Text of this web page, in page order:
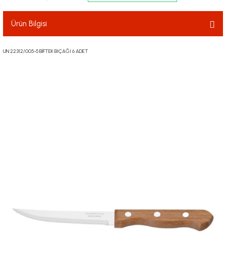
Ürün Bilgisi
UN 22312/005-5 BİFTEK BIÇAĞI 6 ADET